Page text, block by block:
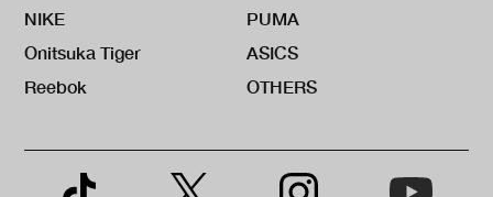
NIKE
PUMA
Onitsuka Tiger
ASICS
Reebok
OTHERS